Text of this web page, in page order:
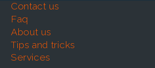
contact us
faq
about us
tips and tricks
services